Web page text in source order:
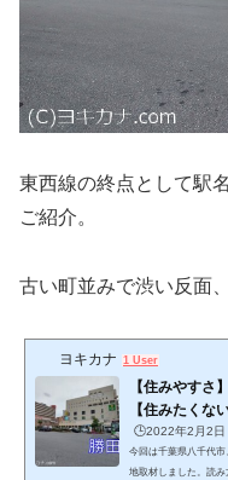
東西線の終点として駅
ご紹介。
古い町並みで渋い反面
ヨキカナ 1 User
【住みやすさ
【住みたくな
🕒️2022年2月2日
今回は千葉県八千代
地取材しました。読み方は『かつただ